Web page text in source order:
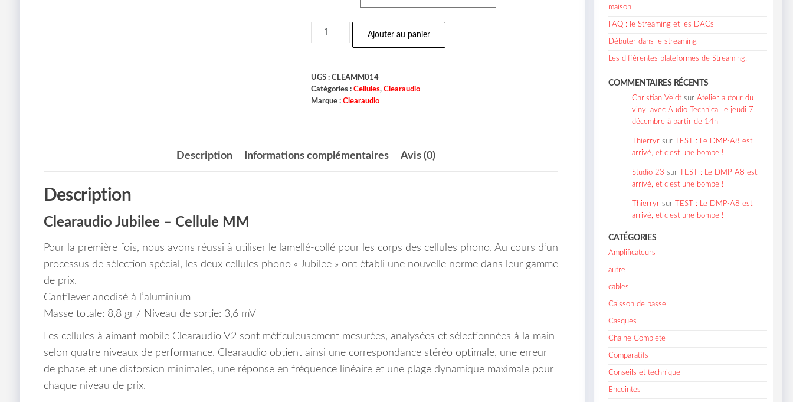
Ajouter au panier
UGS :CLEAMM014
Catégories :Cellules,Clearaudio
Marque :Clearaudio
Description Informations complémentaires Avis (0)
Description
Clearaudio Jubilee – Cellule MM
Pour la première fois, nous avons réussi à utiliser le lamellé-collé pour les corps des cellules phono. Au cours d‘un
processus de sélection spécial, les deux cellules phono « Jubilee » ont établi une nouvelle norme dans leur gamme
de prix.
Cantilever anodisé à l’aluminium
Masse totale: 8,8 gr / Niveau de sortie: 3,6 mV
Les cellules à aimant mobile Clearaudio V2 sont méticuleusement mesurées, analysées et sélectionnées à la main
selon quatre niveaux de performance. Clearaudio obtient ainsi une correspondance stéréo optimale, une erreur
de phase et une distorsion minimales, une réponse en fréquence linéaire et une plage dynamique maximale pour
chaque niveau de prix.
maison
FAQ : le Streaming et les DACs
Débuter dans le streaming
Les différentes plateformes de Streaming.
COMMENTAIRES RÉCENTS
Christian Veidt surAtelier autour du
vinyl avec Audio Technica, le jeudi 7
décembre à partir de 14h
Thierryr sur
TEST : Le DMP-A8 est
arrivé, et c’est une bombe !
Studio 23 sur
TEST : Le DMP-A8 est
arrivé, et c’est une bombe !
Thierryr sur
TEST : Le DMP-A8 est
arrivé, et c’est une bombe !
CATÉGORIES
Amplificateurs
autre
cables
Caisson de basse
Casques
Chaine Complete
Comparatifs
Conseils et technique
Enceintes